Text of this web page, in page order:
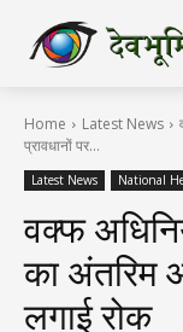
Home Latest News
प्रावधानों पर...
Latest News National
वक्फ
का अंतरिम
लगाई रोक